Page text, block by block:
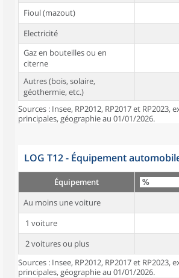
Fioul (mazout)
Electricité
Gaz en bouteilles ou en
citerne
Autres (bois, solaire,
géothermie, etc.)
Sources : Insee, RP2012, RP2017 et RP2023,
principales, géographie au 01/01/2026.
LOG T12 - Équipement
Équipement
Au moins une voiture
1 voiture
2 voitures ou plus
Sources : Insee, RP2012, RP2017 et RP2023,
principales, géographie au 01/01/2026.